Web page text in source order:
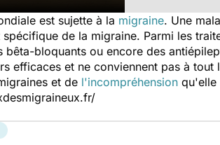
est sujette à la migraine. Une
spécifique de la migraine. Parmi les
bloquants ou encore des
efficaces et ne conviennent pas à
et de l'incompréhension qu'elle